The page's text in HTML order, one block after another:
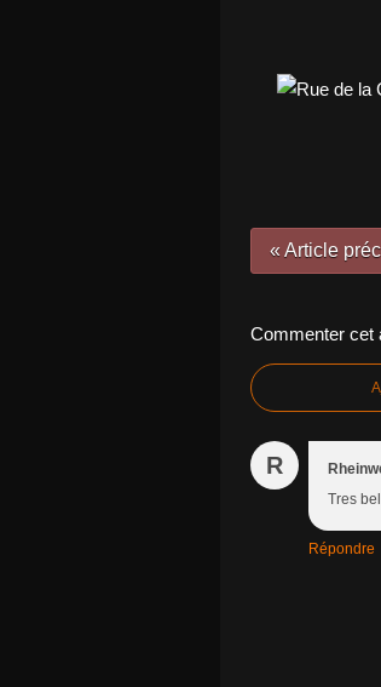
« Article
Commenter cet
R
Tres
Répondre